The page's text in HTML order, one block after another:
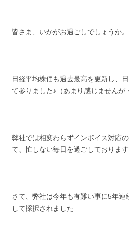
皆さま、いかがお過ごしでしょうか。
日経平均株価も過去最高を更新し、
て参りました♪（あまり感じませんが
弊社では相変わらずインボイス対応
て、忙しない毎日を過ごしております
さて、弊社は今年も有難い事に5年連
して採択されました！